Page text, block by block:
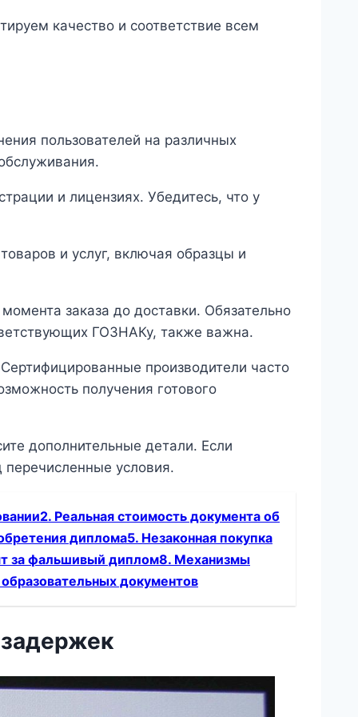
качество и соответствие всем
пользователей на различных
и лицензиях. Убедитесь, что у
и услуг, включая образцы и
заказа до доставки. Обязательно
ГОЗНАКу, также важна.
производители часто
получения готового
дополнительные детали. Если
условия.
Реальная стоимость документа об
диплома5. Незаконная покупка
за фальшивый диплом8. Механизмы
документов